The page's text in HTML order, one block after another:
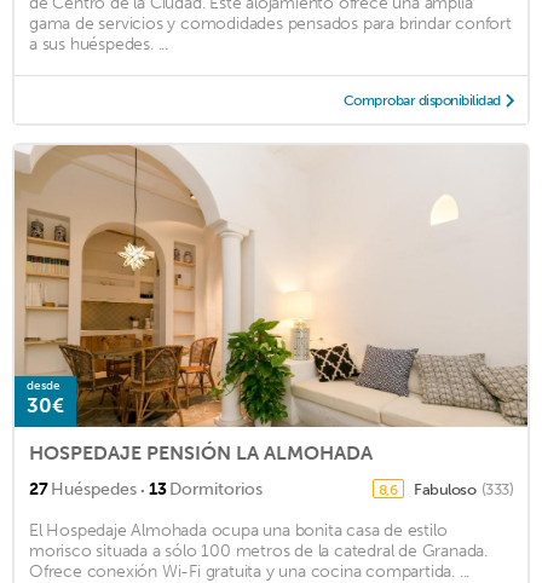
gama de servicios y comodidades pensados para brindar confort
a sus huéspedes. ...
Comprobar disponibilidad
desde
30€
HOSPEDAJE PENSIÓN LA ALMOHADA
27Huéspedes · 13Dormitorios 8,6 Fabuloso (333)
El Hospedaje Almohada ocupa una bonita casa de estilo
morisco situada a sólo 100 metros de la catedral de Granada.
Ofrece conexión Wi-Fi gratuita y una cocina compartida. ...